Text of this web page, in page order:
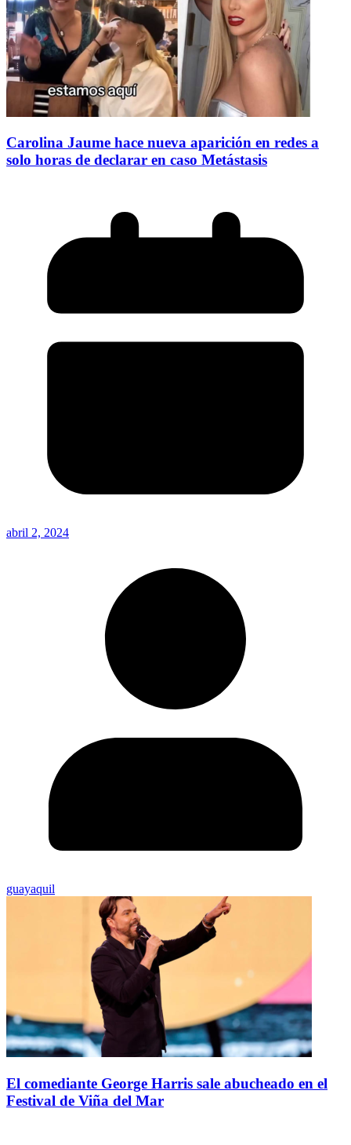
Carolina Jaume hace nueva aparición en redes a
solo horas de declarar en caso Metástasis
abril 2, 2024
guayaquil
El comediante George Harris sale abucheado en el
Festival de Viña del Mar